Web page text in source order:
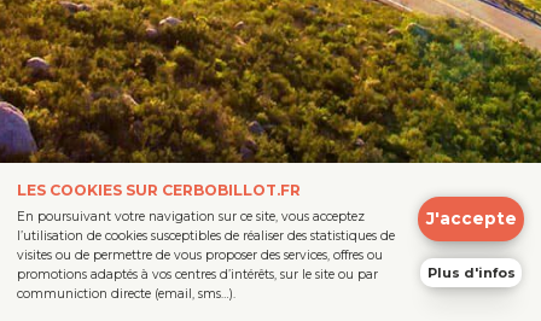
LES COOKIES SUR CERBOBILLOT.FR
En poursuivant votre navigation sur ce site, vous acceptez
l’utilisation de cookies susceptibles de réaliser des statistiques de
visites ou de permettre de vous proposer des services, offres ou
promotions adaptés à vos centres d’intérêts, sur le site ou par
communiction directe (email, sms…).
J'accepte
Plus d'infos